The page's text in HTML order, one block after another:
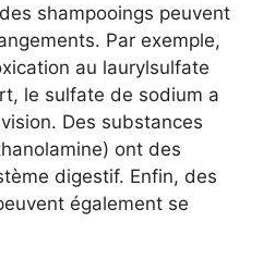
shampooings peuvent
Par exemple,
au laurylsulfate
le sulfate de sodium a
Des substances
ont des
digestif. Enfin, des
également se